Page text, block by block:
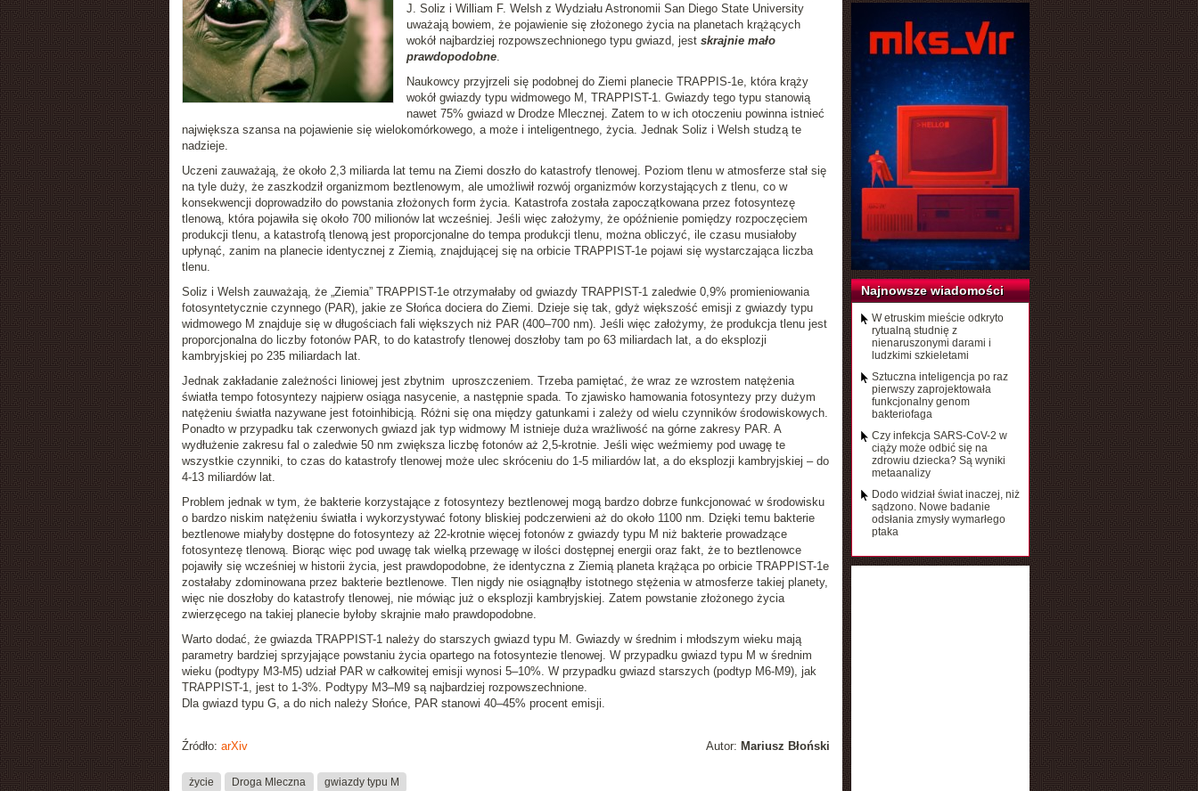
J. Soliz i William F. Welsh z Wydziału Astronomii San Diego State University
uważają bowiem, że pojawienie się złożonego życia na planetach krążących
wokół najbardziej rozpowszechnionego typu gwiazd, jest skrajnie mało
prawdopodobne.
Naukowcy przyjrzeli się podobnej do Ziemi planecie TRAPPIS-1e, która krąży
wokół gwiazdy typu widmowego M, TRAPPIST-1. Gwiazdy tego typu stanowią
nawet 75% gwiazd w Drodze Mlecznej. Zatem to w ich otoczeniu powinna istnieć
największa szansa na pojawienie się wielokomórkowego, a może i inteligentnego, życia. Jednak Soliz i Welsh studzą te
nadzieje.
Uczeni zauważają, że około 2,3 miliarda lat temu na Ziemi doszło do katastrofy tlenowej. Poziom tlenu w atmosferze stał się
na tyle duży, że zaszkodził organizmom beztlenowym, ale umożliwił rozwój organizmów korzystających z tlenu, co w
konsekwencji doprowadziło do powstania złożonych form życia. Katastrofa została zapoczątkowana przez fotosyntezę
tlenową, która pojawiła się około 700 milionów lat wcześniej. Jeśli więc założymy, że opóźnienie pomiędzy rozpoczęciem
produkcji tlenu, a katastrofą tlenową jest proporcjonalne do tempa produkcji tlenu, można obliczyć, ile czasu musiałoby
upłynąć, zanim na planecie identycznej z Ziemią, znajdującej się na orbicie TRAPPIST-1e pojawi się wystarczająca liczba
tlenu.
Soliz i Welsh zauważają, że „Ziemia” TRAPPIST-1e otrzymałaby od gwiazdy TRAPPIST-1 zaledwie 0,9% promieniowania
fotosyntetycznie czynnego (PAR), jakie ze Słońca dociera do Ziemi. Dzieje się tak, gdyż większość emisji z gwiazdy typu
widmowego M znajduje się w długościach fali większych niż PAR (400–700 nm). Jeśli więc założymy, że produkcja tlenu jest
proporcjonalna do liczby fotonów PAR, to do katastrofy tlenowej doszłoby tam po 63 miliardach lat, a do eksplozji
kambryjskiej po 235 miliardach lat.
Jednak zakładanie zależności liniowej jest zbytnim uproszczeniem. Trzeba pamiętać, że wraz ze wzrostem natężenia
światła tempo fotosyntezy najpierw osiąga nasycenie, a następnie spada. To zjawisko hamowania fotosyntezy przy dużym
natężeniu światła nazywane jest fotoinhibicją. Różni się ona między gatunkami i zależy od wielu czynników środowiskowych.
Ponadto w przypadku tak czerwonych gwiazd jak typ widmowy M istnieje duża wrażliwość na górne zakresy PAR. A
wydłużenie zakresu fal o zaledwie 50 nm zwiększa liczbę fotonów aż 2,5-krotnie. Jeśli więc weźmiemy pod uwagę te
wszystkie czynniki, to czas do katastrofy tlenowej może ulec skróceniu do 1-5 miliardów lat, a do eksplozji kambryjskiej – do
4-13 miliardów lat.
Problem jednak w tym, że bakterie korzystające z fotosyntezy beztlenowej mogą bardzo dobrze funkcjonować w środowisku
o bardzo niskim natężeniu światła i wykorzystywać fotony bliskiej podczerwieni aż do około 1100 nm. Dzięki temu bakterie
beztlenowe miałyby dostępne do fotosyntezy aż 22-krotnie więcej fotonów z gwiazdy typu M niż bakterie prowadzące
fotosyntezę tlenową. Biorąc więc pod uwagę tak wielką przewagę w ilości dostępnej energii oraz fakt, że to beztlenowce
pojawiły się wcześniej w historii życia, jest prawdopodobne, że identyczna z Ziemią planeta krążąca po orbicie TRAPPIST-1e
zostałaby zdominowana przez bakterie beztlenowe. Tlen nigdy nie osiągnąłby istotnego stężenia w atmosferze takiej planety,
więc nie doszłoby do katastrofy tlenowej, nie mówiąc już o eksplozji kambryjskiej. Zatem powstanie złożonego życia
zwierzęcego na takiej planecie byłoby skrajnie mało prawdopodobne.
Warto dodać, że gwiazda TRAPPIST-1 należy do starszych gwiazd typu M. Gwiazdy w średnim i młodszym wieku mają
parametry bardziej sprzyjające powstaniu życia opartego na fotosyntezie tlenowej. W przypadku gwiazd typu M w średnim
wieku (podtypy M3-M5) udział PAR w całkowitej emisji wynosi 5–10%. W przypadku gwiazd starszych (podtyp M6-M9), jak
TRAPPIST-1, jest to 1-3%. Podtypy M3–M9 są najbardziej rozpowszechnione.
Dla gwiazd typu G, a do nich należy Słońce, PAR stanowi 40–45% procent emisji.
Autor: Mariusz Błoński
Źródło: arXiv
życie Droga Mleczna gwiazdy typu M
Najnowsze wiadomości
W etruskim mieście odkryto
rytualną studnię z
nienaruszonymi darami i
ludzkimi szkieletami
Sztuczna inteligencja po raz
pierwszy zaprojektowała
funkcjonalny genom
bakteriofaga
Czy infekcja SARS-CoV-2 w
ciąży może odbić się na
zdrowiu dziecka? Są wyniki
metaanalizy
Dodo widział świat inaczej, niż
sądzono. Nowe badanie
odsłania zmysły wymarłego
ptaka